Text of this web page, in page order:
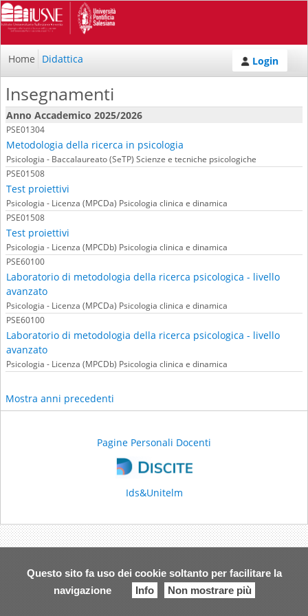
Questo sito fa uso dei cookie soltanto per facilitare la
navigazione
Info Non mostrare più
Home Didattica Login
Insegnamenti
Anno Accademico 2025/2026
PSE01304
Metodologia della ricerca in psicologia
Psicologia - Baccalaureato (SeTP) Scienze e tecniche psicologiche
PSE01508
Test proiettivi
Psicologia - Licenza (MPCDa) Psicologia clinica e dinamica
PSE01508
Test proiettivi
Psicologia - Licenza (MPCDb) Psicologia clinica e dinamica
PSE60100
Laboratorio di metodologia della ricerca psicologica - livello
avanzato
Psicologia - Licenza (MPCDa) Psicologia clinica e dinamica
PSE60100
Laboratorio di metodologia della ricerca psicologica - livello
avanzato
Psicologia - Licenza (MPCDb) Psicologia clinica e dinamica
Mostra anni precedenti
Pagine Personali Docenti
Ids&Unitelm